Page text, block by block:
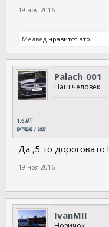
19 ноя 2016
Медвед нравится это.
Palach_001
Наш человек
Да ,5 то дороговато !
19 ноя 2016
IvanMII